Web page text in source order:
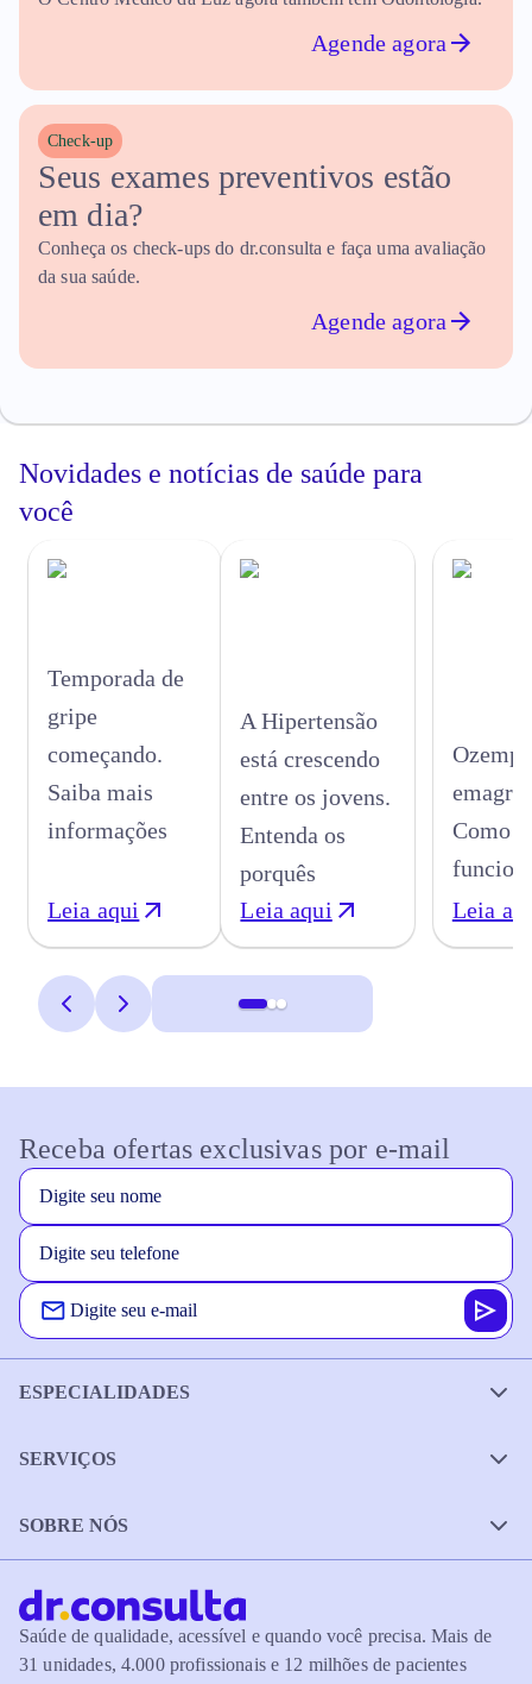
Agende agora
Check-up
Seus exames preventivos estão
em dia?
Conheça os check-ups do dr.consulta e faça uma avaliação
da sua saúde.
Agende agora
Novidades e notícias de saúde para
você
Temporada de
gripe
começando.
Saiba mais
informações
Leia aqui
A Hipertensão
está crescendo
entre os jovens.
Entenda os
porquês
Leia aqui
Como
Leia
Receba ofertas exclusivas por e-mail
ESPECIALIDADES
SERVIÇOS
SOBRE NÓS
Saúde de qualidade, acessível e quando você precisa. Mais de
31 unidades, 4.000 profissionais e 12 milhões de pacientes